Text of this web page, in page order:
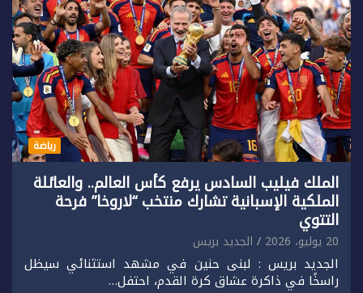
رياضة
الملك فيليب السادس يرفع كأس العالم.. والعائلة
الملكية الإسبانية تشارك منتخب “لاروخا” فرحة
التتوي
20 يوليو، 2026 الجديد بريس
الجديد بريس : لبنى حنين في مشهد استثنائي سيظل
راسخًا في ذاكرة عشاق كرة القدم، احتفل…